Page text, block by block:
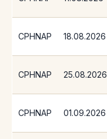
CPHNAP 18.08.2026
CPHNAP 25.08.2026
CPHNAP 01.09.2026